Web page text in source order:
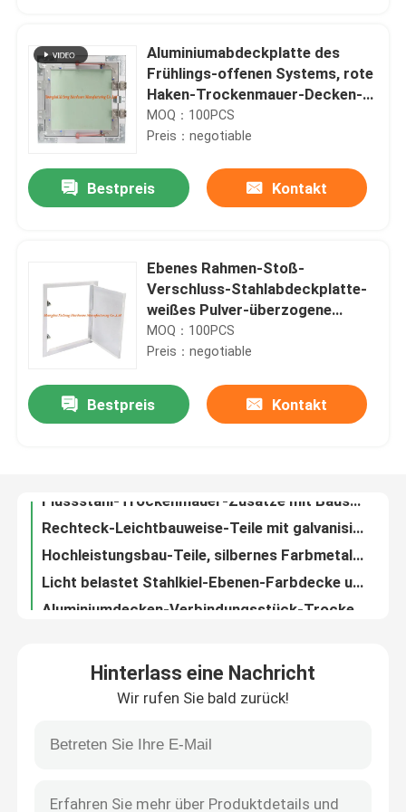
Haus
Produkte
Über uns
Treten Sie mit uns in Verbindung
Aluminiumabdeckplatte
Stahlabdeckplatte
Trockenmauerzusätze
Aluminiumabdeckplatte des
Frühlings-offenen Systems, rote
Haken-Trockenmauer-Decken-
Abdeckplatte
MOQ：100PCS
Preis：negotiable
Bestpreis Kontakt
Ebenes Rahmen-Stoß-
Verschluss-Stahlabdeckplatte-
weißes Pulver-überzogene
Schattenfuge
MOQ：100PCS
Preis：negotiable
Bestpreis Kontakt
Hinterlass eine Nachricht
Wir rufen Sie bald zurück!